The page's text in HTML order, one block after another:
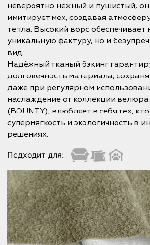
невероятно нежный и пушистый,
имитирует мех, создавая
тепла. Высокий ворс обеспечивает
уникальную фактуру, но и
вид.
Надёжный тканый бэкинг
долговечность материала,
даже при регулярном
наслаждение от коллекции
(BOUNTY), влюбляет в себя тех,
супермягкость и экологичность в
решениях.
Подходит для: